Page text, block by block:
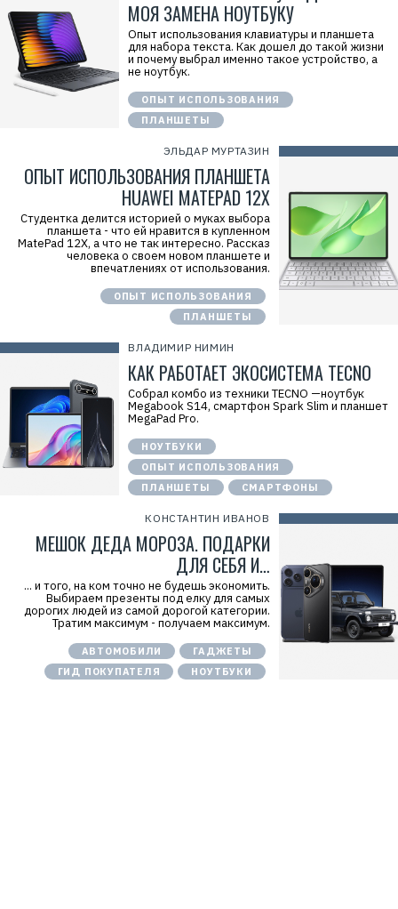
МОЯ ЗАМЕНА НОУТБУКУ
Опыт использования клавиатуры и планшета
для набора текста. Как дошел до такой жизни
и почему выбрал именно такое устройство, а
не ноутбук.
ОПЫТ ИСПОЛЬЗОВАНИЯ
ПЛАНШЕТЫ
ЭЛЬДАР МУРТАЗИН
ОПЫТ ИСПОЛЬЗОВАНИЯ ПЛАНШЕТА
HUAWEI MATEPAD 12X
Студентка делится историей о муках выбора
планшета - что ей нравится в купленном
MatePad 12X, а что не так интересно. Рассказ
человека о своем новом планшете и
впечатлениях от использования.
ОПЫТ ИСПОЛЬЗОВАНИЯ
ПЛАНШЕТЫ
ВЛАДИМИР НИМИН
КАК РАБОТАЕТ ЭКОСИСТЕМА TECNO
Собрал комбо из техники TECNO —ноутбук
Megabook S14, смартфон Spark Slim и планшет
MegaPad Pro.
НОУТБУКИ
ОПЫТ ИСПОЛЬЗОВАНИЯ
ПЛАНШЕТЫ
СМАРТФОНЫ
КОНСТАНТИН ИВАНОВ
МЕШОК ДЕДА МОРОЗА. ПОДАРКИ
ДЛЯ СЕБЯ И…
... и того, на ком точно не будешь экономить.
Выбираем презенты под елку для самых
дорогих людей из самой дорогой категории.
Тратим максимум - получаем максимум.
АВТОМОБИЛИ
ГАДЖЕТЫ
ГИД ПОКУПАТЕЛЯ
НОУТБУКИ